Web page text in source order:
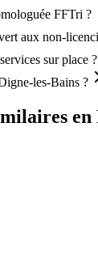
FFTri ?
aux non-
sur place ?
les-Bains ?
en